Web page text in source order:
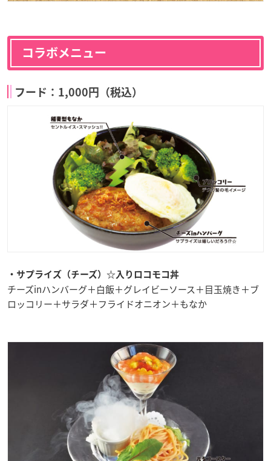
コラボメニュー
フード：1,000円（税込）
・サプライズ（チーズ）☆入りロコモコ丼
チーズinハンバーグ＋白飯＋グレイビーソース＋目玉焼き＋ブ
ロッコリー＋サラダ＋フライドオニオン＋もなか